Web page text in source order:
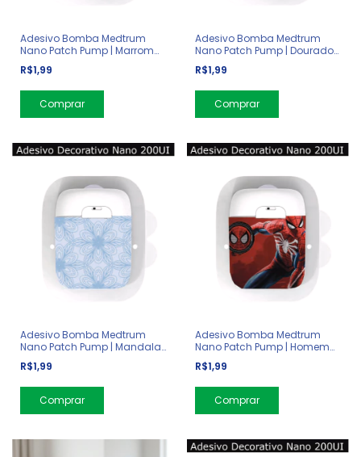
Adesivo Bomba Medtrum
Nano Patch Pump | Marrom
Holografico
R$1,99
Adesivo Bomba Medtrum
Nano Patch Pump | Dourado
com Preto
R$1,99
Adesivo Bomba Medtrum
Nano Patch Pump | Mandala
Azul
R$1,99
Adesivo Bomba Medtrum
Nano Patch Pump | Homem
Aranha
R$1,99